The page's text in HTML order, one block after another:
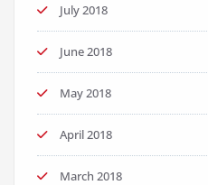
July 2018
June 2018
May 2018
April 2018
March 2018